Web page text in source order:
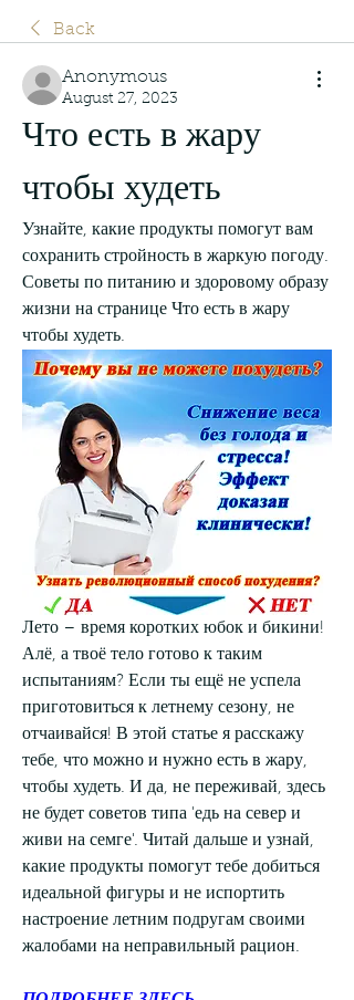
Back
Anonymous
August 27, 2023
Что есть в жару
чтобы худеть
Узнайте, какие продукты помогут вам
сохранить стройность в жаркую погоду.
Советы по питанию и здоровому образу
жизни на странице Что есть в жару
чтобы худеть.
Лето – время коротких юбок и бикини!
Алё, а твоё тело готово к таким
испытаниям? Если ты ещё не успела
приготовиться к летнему сезону, не
отчаивайся! В этой статье я расскажу
тебе, что можно и нужно есть в жару,
чтобы худеть. И да, не переживай, здесь
не будет советов типа 'едь на север и
живи на семге'. Читай дальше и узнай,
какие продукты помогут тебе добиться
идеальной фигуры и не испортить
настроение летним подругам своими
жалобами на неправильный рацион.